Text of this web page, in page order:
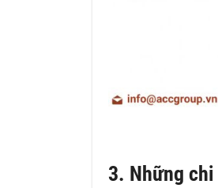
3. Những